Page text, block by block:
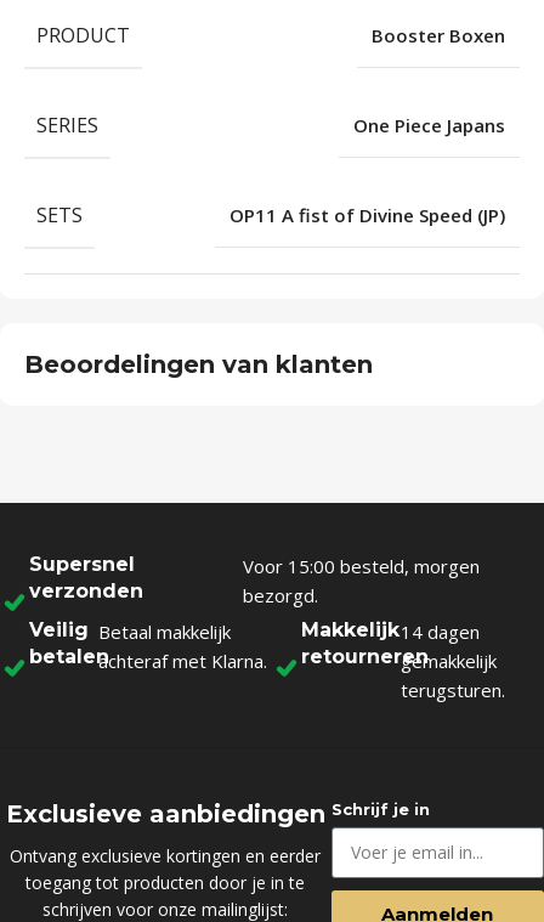
PRODUCT Booster Boxen
SERIES One Piece Japans
SETS OP11 A fist of Divine Speed (JP)
Beoordelingen van klanten
Supersnel
verzonden
Voor 15:00 besteld, morgen
bezorgd.
Veilig
betalen
Betaal makkelijk
achteraf met Klarna.
Makkelijk
retourneren
14 dagen
gemakkelijk
terugsturen.
Exclusieve aanbiedingen
Ontvang exclusieve kortingen en eerder
toegang tot producten door je in te
schrijven voor onze mailinglijst:
Schrijf je in
Aanmelden